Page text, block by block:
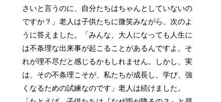
さいと言うのに、自分たちはちゃんとしていないの
ですか？」老人は子供たちに微笑みながら、次のよ
うに答えました。「みんな、大人になっても人生に
は不条理な出来事が起こることがあるんですよ。そ
れが理不尽だと感じるかもしれません。しかし、実
は、その不条理こそが、私たちが成長し、学び、強
くなるための試練なのです」老人は続けました。